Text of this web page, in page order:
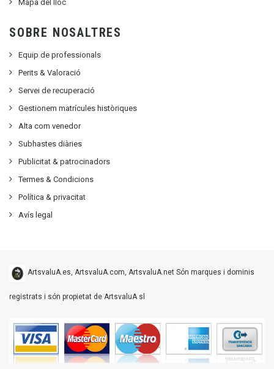
Mapa del lloc
SOBRE NOSALTRES
Equip de professionals
Perits & Valoració
Servei de recuperació
Gestionem matrícules històriques
Alta com venedor
Subhastes diàries
Publicitat & patrocinadors
Termes & Condicions
Política & privacitat
Avís legal
ArtsvaluA.es, ArtsvaluA.com, ArtsvaluA.net Són marques i dominis
registrats i són propietat de ArtsvaluA sl